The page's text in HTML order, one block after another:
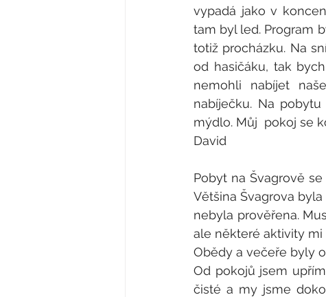
vypadá jako v
tam byl led. Program
totiž procházku. Na
od hasičáku, tak
nemohli nabíjet
nabíječku. Na
mýdlo. Můj  pokoj se
David
Pobyt na Švagrově
Většina Švagrova
nebyla prověřena.
ale některé aktivity
Obědy a večeře byly
Od pokojů jsem
čisté a my jsme